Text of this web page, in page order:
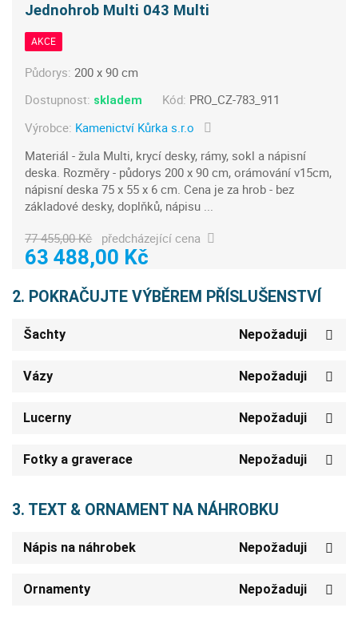
Jednohrob Multi 043 Multi
AKCE
Půdorys:200 x 90 cm
Dostupnost: skladem Kód: PRO_CZ-783_911
Výrobce: Kamenictví Kůrka s.r.o
Materiál - žula Multi, krycí desky, rámy, sokl a nápisní
deska. Rozměry - půdorys 200 x 90 cm, orámování v15cm,
nápisní deska 75 x 55 x 6 cm. Cena je za hrob - bez
základové desky, doplňků, nápisu ...
77 455,00 Kč předcházející cena
63 488,00 Kč
2. POKRAČUJTE VÝBĚREM PŘÍSLUŠENSTVÍ
Šachty Nepožaduji
Vázy Nepožaduji
Lucerny Nepožaduji
Fotky a graverace Nepožaduji
3. TEXT & ORNAMENT NA NÁHROBKU
Nápis na náhrobek Nepožaduji
Ornamenty Nepožaduji